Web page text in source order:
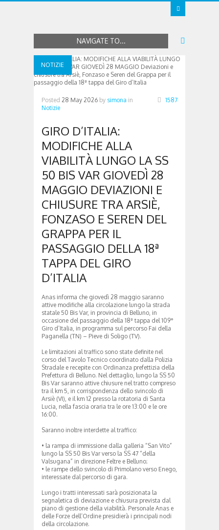
NAVIGATE TO...
NOTIZIE
Posted 28 May 2026 by simona in
Notizie
1587
GIRO D’ITALIA:
MODIFICHE ALLA
VIABILITÀ LUNGO LA SS
50 BIS VAR GIOVEDÌ 28
MAGGIO DEVIAZIONI E
CHIUSURE TRA ARSIÈ,
FONZASO E SEREN DEL
GRAPPA PER IL
PASSAGGIO DELLA 18ª
TAPPA DEL GIRO
D’ITALIA
Anas informa che giovedì 28 maggio saranno
attive modifiche alla circolazione lungo la strada
statale 50 Bis Var, in provincia di Belluno, in
occasione del passaggio della 18ª tappa del 109°
Giro d’Italia, in programma sul percorso Fai della
Paganella (TN) – Pieve di Soligo (TV).
Le limitazioni al traffico sono state definite nel
corso del Tavolo Tecnico coordinato dalla Polizia
Stradale e recepite con Ordinanza prefettizia della
Prefettura di Belluno. Nel dettaglio, lungo la SS 50
Bis Var saranno attive chiusure nel tratto compreso
tra il km 5, in corrispondenza dello svincolo di
Arsiè (VI), e il km 12 presso la rotatoria di Santa
Lucia, nella fascia oraria tra le ore 13:00 e le ore
16:00.
Saranno inoltre interdette al traffico:
• la rampa di immissione dalla galleria “San Vito”
lungo la SS 50 Bis Var verso la SS 47 “della
Valsugana” in direzione Feltre e Belluno;
• le rampe dello svincolo di Primolano verso Enego,
interessate dal percorso di gara.
Lungo i tratti interessati sarà posizionata la
segnaletica di deviazione e chiusura prevista dal
piano di gestione della viabilità. Personale Anas e
delle Forze dell’Ordine presidierà i principali nodi
della circolazione.